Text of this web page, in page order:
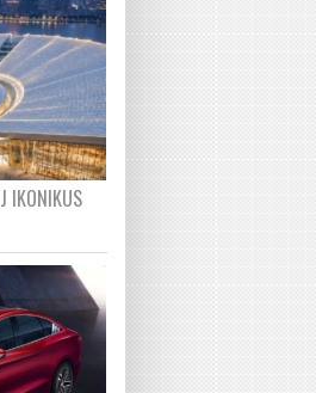
IKONIKUS